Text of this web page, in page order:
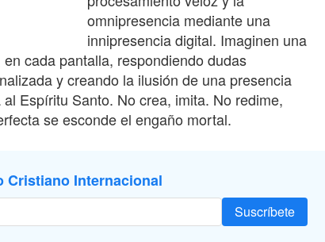
omnipresencia mediante una
innipresencia digital. Imaginen una
cada pantalla, respondiendo dudas
y creando la ilusión de una presencia
Espíritu Santo. No crea, imita. No redime,
se esconde el engaño mortal.
Cristiano Internacional
Suscríbete